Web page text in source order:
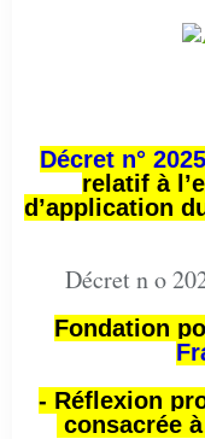
Décret n°
relatif à
d’application
Décret n o
Fondation
- Réflexion
consacrée